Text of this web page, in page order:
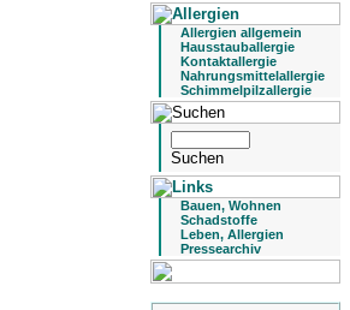
Allergien allgemein
Hausstauballergie
Kontaktallergie
Nahrungsmittelallergie
Schimmelpilzallergie
Bauen, Wohnen
Schadstoffe
Leben, Allergien
Pressearchiv